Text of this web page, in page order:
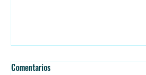
Comentarios